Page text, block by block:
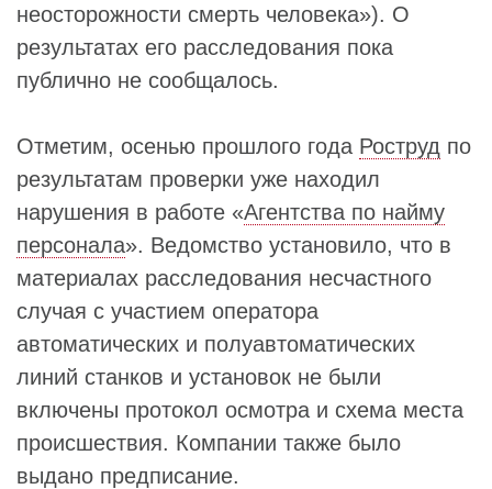
неосторожности смерть человека»). О
результатах его расследования пока
публично не сообщалось.
Отметим, осенью прошлого года Роструд по
результатам проверки уже находил
нарушения в работе «Агентства по найму
персонала». Ведомство установило, что в
материалах расследования несчастного
случая с участием оператора
автоматических и полуавтоматических
линий станков и установок не были
включены протокол осмотра и схема места
происшествия. Компании также было
выдано предписание.